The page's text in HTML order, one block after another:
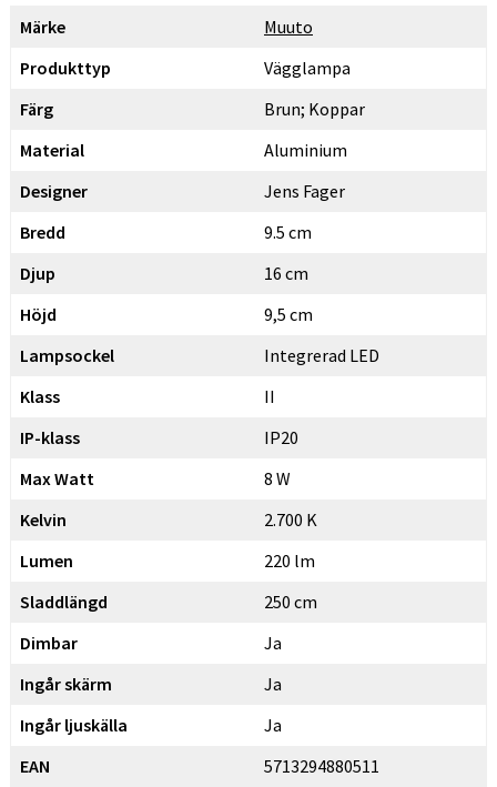
Märke
Muuto
Produkttyp
Vägglampa
Färg
Brun; Koppar
Material
Aluminium
Designer
Jens Fager
Bredd
9.5 cm
Djup
16 cm
Höjd
9,5 cm
Lampsockel
Integrerad LED
Klass
II
IP-klass
IP20
Max Watt
8 W
Kelvin
2.700 K
Lumen
220 lm
Sladdlängd
250 cm
Dimbar
Ja
Ingår skärm
Ja
Ingår ljuskälla
Ja
EAN
5713294880511